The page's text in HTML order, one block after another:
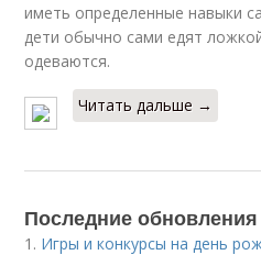
иметь определенные навыки
дети обычно сами едят
одеваются.
Читать дальше →
Последние обновления
1. Игры и конкурсы на день